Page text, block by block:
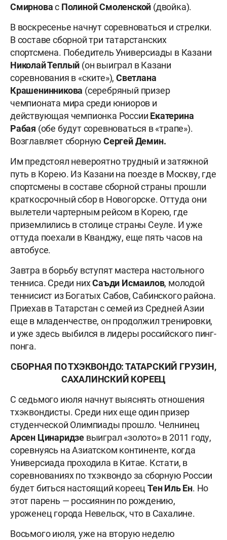
Смирновас Полиной Смоленской (двойка).
В воскресенье начнут соревноваться и стрелки.
В составе сборной три татарстанских
спортсмена. Победитель Универсиады в Казани
Николай Теплый (он выиграл в Казани
соревнования в «ските»), Светлана
Крашенинникова (серебряный призер
чемпионата мира среди юниоров и
действующая чемпионка России Екатерина
Рабая (обе будут соревноваться в «трапе»).
Возглавляет сборнуюСергей Демин.
Им предстоял невероятно трудный и затяжной
путь в Корею. Из Казани на поезде в Москву, где
спортсмены в составе сборной страны прошли
краткосрочный сбор в Новогорске. Оттуда они
вылетели чартерным рейсом в Корею, где
приземлились в столице страны Сеуле. И уже
оттуда поехали в Кванджу, еще пять часов на
автобусе.
Завтра в борьбу вступят мастера настольного
тенниса. Среди нихСаъди Исмаилов, молодой
теннисист из Богатых Сабов, Сабинского района.
Приехав в Татарстан с семей из Средней Азии
еще в младенчестве, он продолжил тренировки,
и уже здесь выбился в лидеры российского пинг-
понга.
СБОРНАЯ ПО ТХЭКВОНДО: ТАТАРСКИЙ ГРУЗИН,
САХАЛИНСКИЙ КОРЕЕЦ
С седьмого июля начнут выяснять отношения
тхэквондисты. Среди них еще один призер
студенческой Олимпиады прошло. Челнинец
Арсен Цинаридзе выиграл «золото» в 2011 году,
соревнуясь на Азиатском континенте, когда
Универсиада проходила в Китае. Кстати, в
соревнованиях по тхэквондо за сборную России
будет биться настоящий кореецТен Иль Ен. Но
этот парень — россиянин по рождению,
уроженец города Невельск, что в Сахалине.
Восьмого июля, уже на вторую неделю